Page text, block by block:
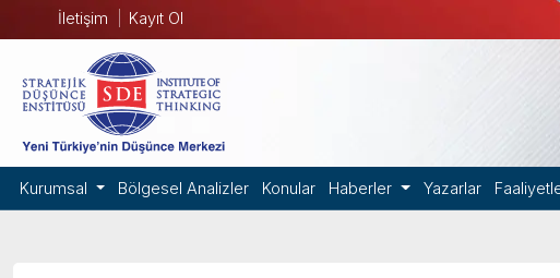
İletişim Kayıt Ol
Kurumsal Bölgesel Analizler Konular Haberler Yazarlar